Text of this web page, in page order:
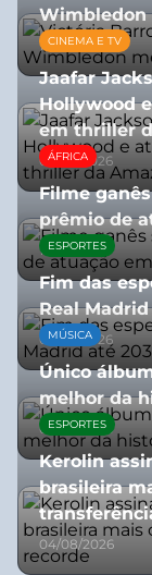
Wimbledon
13/07/2026
CINEMA E TV
Jaafar
Hollywood
em thriller
06/08/2026
ÁFRICA
Filme
prêmio de
13/07/2026
ESPORTES
Fim das
Real Madrid
06/08/2026
MÚSICA
Único
melhor da
06/08/2026
ESPORTES
Kerolin
brasileira
04/08/2026